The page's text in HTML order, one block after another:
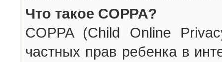
Что такое COPPA?
COPPA (Child Online
частных прав ребенка в